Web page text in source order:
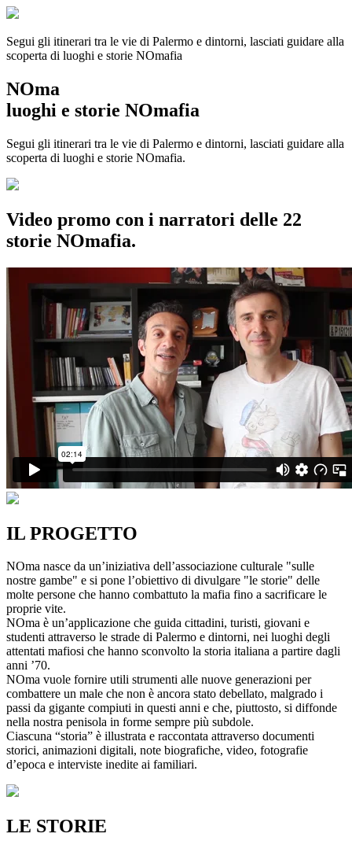
Segui gli itinerari tra le vie di Palermo e dintorni, lasciati guidare alla
scoperta di luoghi e storie NOmafia
NOma
luoghi e storie NOmafia
Segui gli itinerari tra le vie di Palermo e dintorni, lasciati guidare alla
scoperta di luoghi e storie NOmafia.
Video promo con i narratori delle 22
storie NOmafia.
IL PROGETTO
NOma nasce da un’iniziativa dell’associazione culturale "sulle
nostre gambe" e si pone l’obiettivo di divulgare "le storie" delle
molte persone che hanno combattuto la mafia fino a sacrificare le
proprie vite.
NOma è un’applicazione che guida cittadini, turisti, giovani e
studenti attraverso le strade di Palermo e dintorni, nei luoghi degli
attentati mafiosi che hanno sconvolto la storia italiana a partire dagli
anni ’70.
NOma vuole fornire utili strumenti alle nuove generazioni per
combattere un male che non è ancora stato debellato, malgrado i
passi da gigante compiuti in questi anni e che, piuttosto, si diffonde
nella nostra penisola in forme sempre più subdole.
Ciascuna “storia” è illustrata e raccontata attraverso documenti
storici, animazioni digitali, note biografiche, video, fotografie
d’epoca e interviste inedite ai familiari.
LE STORIE